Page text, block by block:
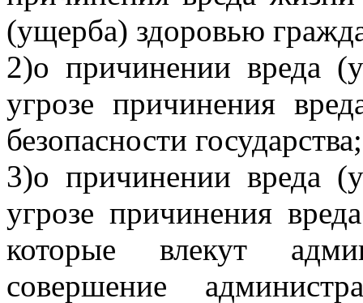
(ущерба) здоровью
2)о причинении вреда
угрозе причинения
безопасности государства;
3)о причинении вреда
угрозе причинения
которые влекут
совершение